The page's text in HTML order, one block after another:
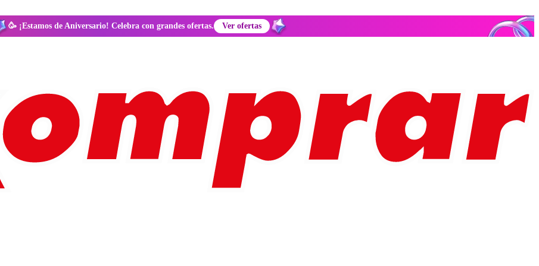
🥳 ¡Estamos de Aniversario! Celebra con grandes ofertas. Ver ofertas